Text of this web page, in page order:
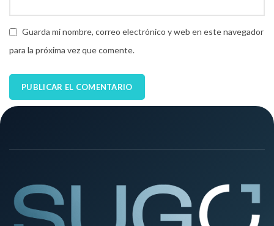
Guarda mi nombre, correo electrónico y web en este navegador
para la próxima vez que comente.